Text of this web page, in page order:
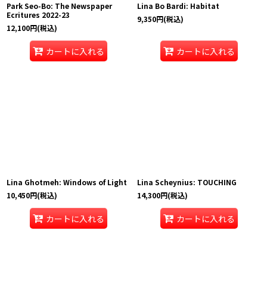
Park Seo-Bo: The Newspaper
Ecritures 2022-23
12,100円(税込)
カートに入れる
Lina Bo Bardi: Habitat
9,350円(税込)
カートに入れる
Lina Ghotmeh: Windows of Light
10,450円(税込)
カートに入れる
Lina Scheynius: TOUCHING
14,300円(税込)
カートに入れる